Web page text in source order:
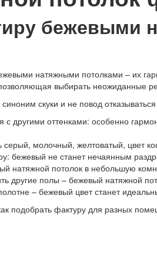
натяжными потолками – их
выбирать неожиданные
скуки и не повод
с другими оттенками: особенно
серый, молочный, желтоватый, цвет
бежевый не станет нечаянным
натяжной потолок в небольшую
другие полы – бежевый натяжной
– бежевый цвет станет
подобрать фактуру для разных